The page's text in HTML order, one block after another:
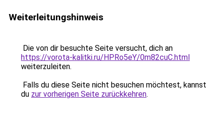
Weiterleitungshinweis
Die von dir besuchte Seite versucht, dich an
https://vorota-kalitki.ru/HPRo5eY/0m82cuC.html
weiterzuleiten.
Falls du diese Seite nicht besuchen möchtest, kannst
du zur vorherigen Seite zurückkehren.